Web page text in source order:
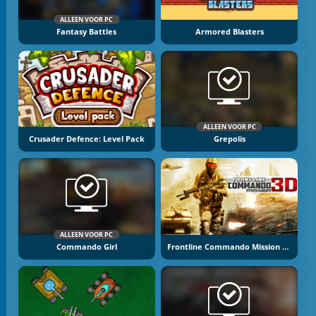
ALLEEN VOOR PC
Fantasy Battles Armored Blasters
Crusader Defence: Level Pack
ALLEEN VOOR PC
Grepolis
ALLEEN VOOR PC
Commando Girl Frontline Commando Mission 3D